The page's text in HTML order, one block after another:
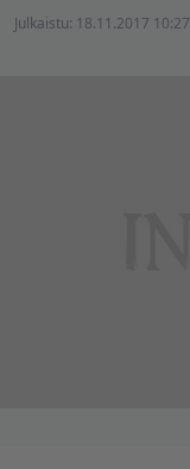
Julkaistu: 18.11.2017 10:27